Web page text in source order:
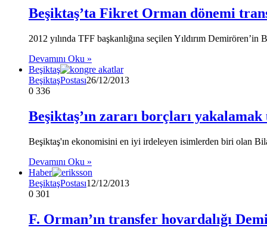
Beşiktaş’ta Fikret Orman dönemi
2012 yılında TFF başkanlığına seçilen Yıldırım
Devamını Oku »
Beşiktaş
BeşiktaşPostası26/12/2013
0 336
Beşiktaş’ın zararı borçları yakalamak
Beşiktaş'ın ekonomisini en iyi irdeleyen isimlerden biri olan
Devamını Oku »
Haber
BeşiktaşPostası12/12/2013
0 301
F. Orman’ın transfer hovardalığı